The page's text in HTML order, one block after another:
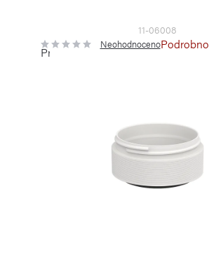
11-06008
Průměrné
hodnocení
Neohodnoceno